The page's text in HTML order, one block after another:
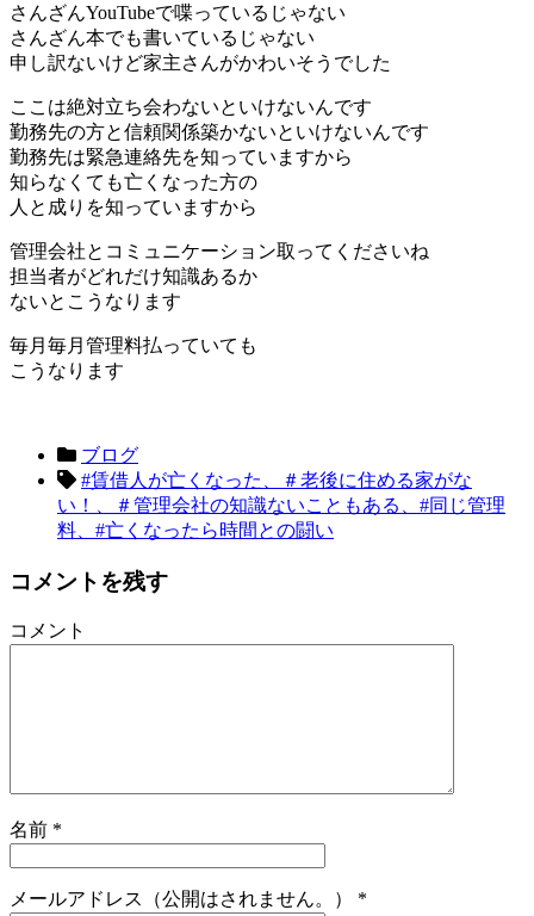
さんざんYouTubeで喋っているじゃない
さんざん本でも書いているじゃない
申し訳ないけど家主さんがかわいそうでした
ここは絶対立ち会わないといけないんです
勤務先の方と信頼関係築かないといけないんです
勤務先は緊急連絡先を知っていますから
知らなくても亡くなった方の
人と成りを知っていますから
管理会社とコミュニケーション取ってくださいね
担当者がどれだけ知識あるか
ないとこうなります
毎月毎月管理料払っていても
こうなります
ブログ
#賃借人が亡くなった、＃老後に住める家がな
い！、＃管理会社の知識ないこともある、#同じ管理
料、#亡くなったら時間との闘い
コメントを残す
コメント
名前 *
メールアドレス（公開はされません。） *